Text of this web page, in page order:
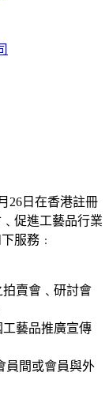
26日在香港註冊
促進工藝品行業
服務﹕
賣會﹑研討會
藝品推廣宣傳
員間或會員與外